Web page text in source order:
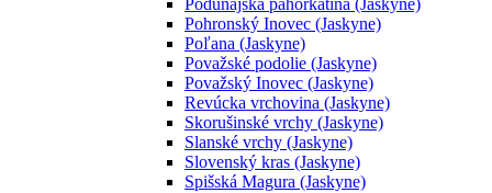
Pohronský Inovec (Jaskyne)
Poľana (Jaskyne)
Považské podolie (Jaskyne)
Považský Inovec (Jaskyne)
Revúcka vrchovina (Jaskyne)
Skorušinské vrchy (Jaskyne)
Slanské vrchy (Jaskyne)
Slovenský kras (Jaskyne)
Spišská Magura (Jaskyne)